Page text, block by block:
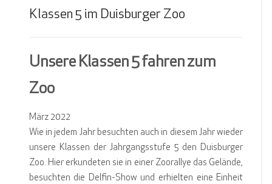
Klassen 5 im Duisburger Zoo
Unsere Klassen 5 fahren zum
Zoo
März 2022
Wie in jedem Jahr besuchten auch in diesem Jahr wieder
unsere Klassen der Jahrgangsstufe 5 den Duisburger
Zoo. Hier erkundeten sie in einer Zoorallye das Gelände,
besuchten die Delfin-Show und erhielten eine Einheit